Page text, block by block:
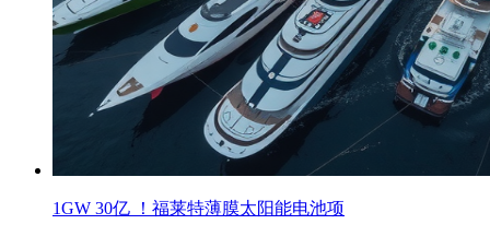
1GW 30亿 ！福莱特薄膜太阳能电池项